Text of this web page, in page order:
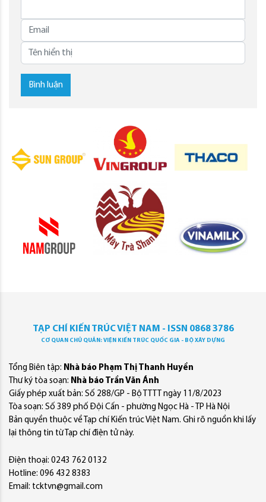
Bình luận
TẠP CHÍ KIẾN TRÚC VIỆT NAM - ISSN 0868 3786
CƠ QUAN CHỦ QUẢN: VIỆN KIẾN TRÚC QUỐC GIA - BỘ XÂY DỰNG
Tổng Biên tập: Nhà báo Phạm Thị Thanh Huyền
Thư ký tòa soạn: Nhà báo Trần Văn Ánh
Giấy phép xuất bản: Số 288/GP - Bộ TTTT ngày 11/8/2023
Tòa soạn: Số 389 phố Đội Cấn - phường Ngọc Hà - TP Hà Nội
Bản quyền thuộc về Tạp chí Kiến trúc Việt Nam. Ghi rõ nguồn khi lấy
lại thông tin từ Tạp chí điện tử này.
Điện thoại: 0243 762 0132
Hotline: 096 432 8383
Email: tcktvn@gmail.com